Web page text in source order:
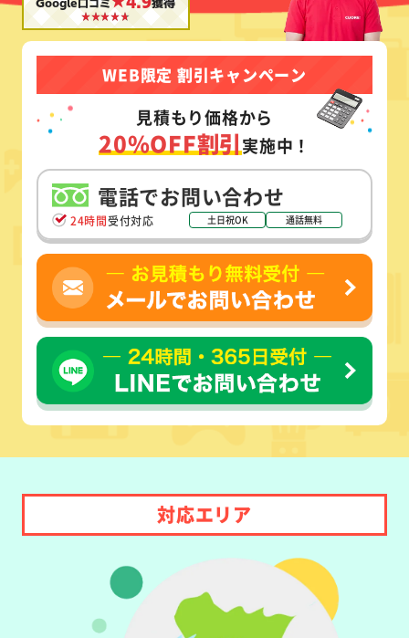
Google口コミ 獲得
WEB限定 割引キャンペーン
見積もり価格から
20%OFF割引実施中！
電話でお問い合わせ
24時間受付対応 土日祝OK 通話無料
対応エリア